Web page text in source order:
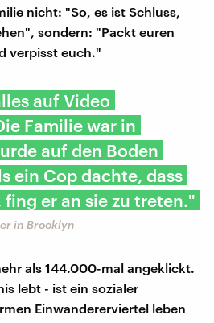
nicht: "So, es ist Schluss,
sondern: "Packt euren
verpisst euch."
auf Video
Familie war in
auf den Boden
ein Cop dachte, dass
fing er an sie zu treten."
in Brooklyn
als 144.000-mal angeklickt.
lebt - ist ein sozialer
Einwandererviertel leben